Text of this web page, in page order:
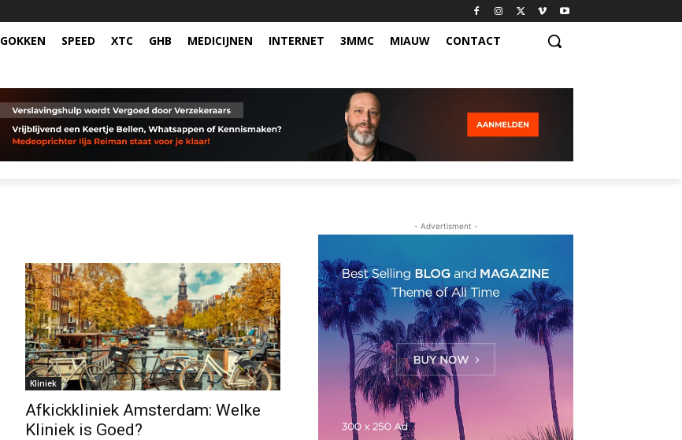
GOKKEN SPEED XTC GHB MEDICIJNEN INTERNET 3MMC MIAUW CONTACT
Kliniek
Afkickkliniek Amsterdam: Welke
Kliniek is Goed?
- Advertisment -